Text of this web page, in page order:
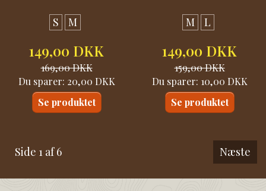
S M
149,00 DKK
169,00 DKK
Du sparer: 20,00 DKK
Se produktet
M L
149,00 DKK
159,00 DKK
Du sparer: 10,00 DKK
Se produktet
Side 1 af 6 Næste